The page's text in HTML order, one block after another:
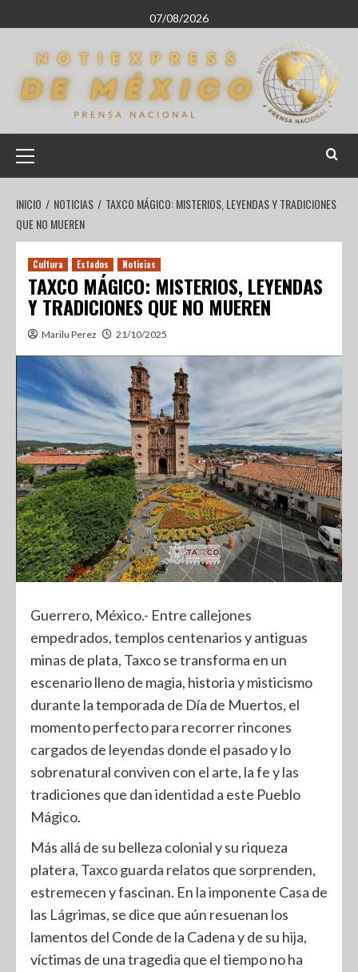
07/08/2026
INICIO NOTICIAS
TAXCO MÁGICO: MISTERIOS, LEYENDAS Y TRADICIONES
QUE NO MUEREN
Cultura Estados Noticias
TAXCO MÁGICO: MISTERIOS, LEYENDAS
Y TRADICIONES QUE NO MUEREN
Marilu Perez 21/10/2025
Guerrero, México.- Entre callejones
empedrados, templos centenarios y antiguas
minas de plata, Taxco se transforma en un
escenario lleno de magia, historia y misticismo
durante la temporada de Día de Muertos, el
momento perfecto para recorrer rincones
cargados de leyendas donde el pasado y lo
sobrenatural conviven con el arte, la fe y las
tradiciones que dan identidad a este Pueblo
Mágico.
Más allá de su belleza colonial y su riqueza
platera, Taxco guarda relatos que sorprenden,
estremecen y fascinan. En la imponente Casa de
las Lágrimas, se dice que aún resuenan los
lamentos del Conde de la Cadena y de su hija,
víctimas de una tragedia que el tiempo no ha